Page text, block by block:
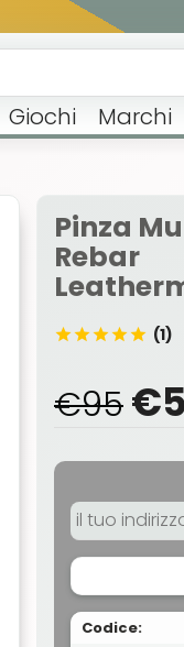
Giochi Marchi
Pinza
Rebar
(1)
€95
Codice: